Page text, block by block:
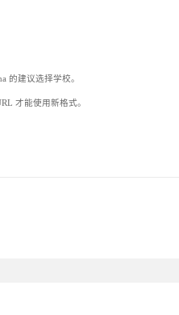
的建议选择学校。
才能使用新格式。